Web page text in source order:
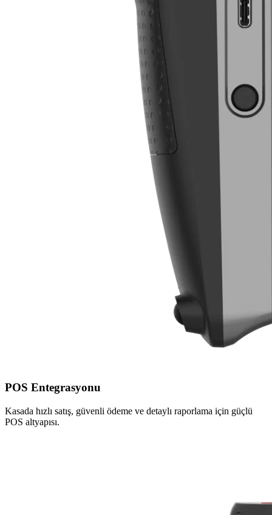
POS Entegrasyonu
Kasada hızlı satış, güvenli ödeme ve detaylı raporlama için güçlü
POS altyapısı.